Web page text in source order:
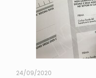
24/09/2020